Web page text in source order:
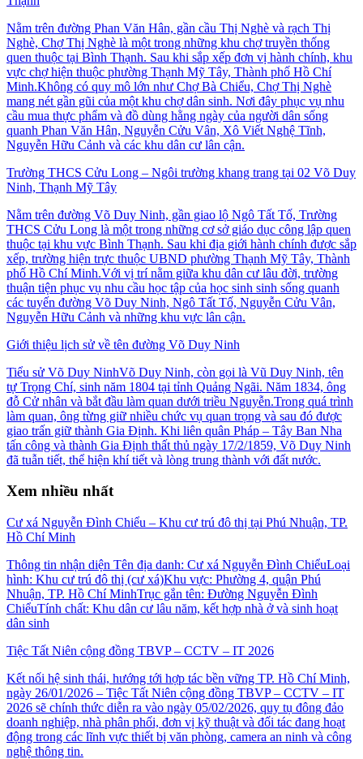
Nằm trên đường Phan Văn Hân, gần cầu Thị Nghè và rạch Thị
Nghè, Chợ Thị Nghè là một trong những khu chợ truyền thống
quen thuộc tại Bình Thạnh. Sau khi sắp xếp đơn vị hành chính, khu
vực chợ hiện thuộc phường Thạnh Mỹ Tây, Thành phố Hồ Chí
Minh.Không có quy mô lớn như Chợ Bà Chiểu, Chợ Thị Nghè
mang nét gần gũi của một khu chợ dân sinh. Nơi đây phục vụ nhu
cầu mua thực phẩm và đồ dùng hằng ngày của người dân sống
quanh Phan Văn Hân, Nguyễn Cửu Vân, Xô Viết Nghệ Tĩnh,
Nguyễn Hữu Cảnh và các khu dân cư lân cận.
Trường THCS Cửu Long – Ngôi trường khang trang tại 02 Võ Duy
Ninh, Thạnh Mỹ Tây
Nằm trên đường Võ Duy Ninh, gần giao lộ Ngô Tất Tố, Trường
THCS Cửu Long là một trong những cơ sở giáo dục công lập quen
thuộc tại khu vực Bình Thạnh. Sau khi địa giới hành chính được sắp
xếp, trường hiện trực thuộc UBND phường Thạnh Mỹ Tây, Thành
phố Hồ Chí Minh.Với vị trí nằm giữa khu dân cư lâu đời, trường
thuận tiện phục vụ nhu cầu học tập của học sinh sinh sống quanh
các tuyến đường Võ Duy Ninh, Ngô Tất Tố, Nguyễn Cửu Vân,
Nguyễn Hữu Cảnh và những khu vực lân cận.
Giới thiệu lịch sử về tên đường Võ Duy Ninh
Tiểu sử Võ Duy NinhVõ Duy Ninh, còn gọi là Vũ Duy Ninh, tên
tự Trọng Chí, sinh năm 1804 tại tỉnh Quảng Ngãi. Năm 1834, ông
đỗ Cử nhân và bắt đầu làm quan dưới triều Nguyễn.Trong quá trình
làm quan, ông từng giữ nhiều chức vụ quan trọng và sau đó được
giao trấn giữ thành Gia Định. Khi liên quân Pháp – Tây Ban Nha
tấn công và thành Gia Định thất thủ ngày 17/2/1859, Võ Duy Ninh
đã tuẫn tiết, thể hiện khí tiết và lòng trung thành với đất nước.
Xem nhiều nhất
Cư xá Nguyễn Đình Chiểu – Khu cư trú đô thị tại Phú Nhuận, TP.
Hồ Chí Minh
Thông tin nhận diện Tên địa danh: Cư xá Nguyễn Đình ChiểuLoại
hình: Khu cư trú đô thị (cư xá)Khu vực: Phường 4, quận Phú
Nhuận, TP. Hồ Chí MinhTrục gắn tên: Đường Nguyễn Đình
ChiểuTính chất: Khu dân cư lâu năm, kết hợp nhà ở và sinh hoạt
dân sinh
Tiệc Tất Niên cộng đồng TBVP – CCTV – IT 2026
Kết nối hệ sinh thái, hướng tới hợp tác bền vững TP. Hồ Chí Minh,
ngày 26/01/2026 – Tiệc Tất Niên cộng đồng TBVP – CCTV – IT
2026 sẽ chính thức diễn ra vào ngày 05/02/2026, quy tụ đông đảo
doanh nghiệp, nhà phân phối, đơn vị kỹ thuật và đối tác đang hoạt
động trong các lĩnh vực thiết bị văn phòng, camera an ninh và công
nghệ thông tin.